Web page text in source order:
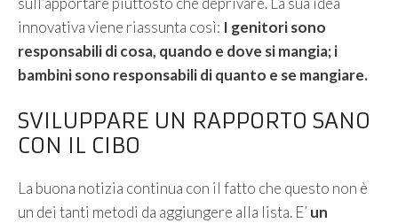
innovativa viene riassunta così: I genitori sono
responsabili di cosa, quando e dove si mangia; i
bambini sono responsabili di quanto e se mangiare.
SVILUPPARE UN RAPPORTO SANO
CON IL CIBO
La buona notizia continua con il fatto che questo non è
un dei tanti metodi da aggiungere alla lista. E’ un